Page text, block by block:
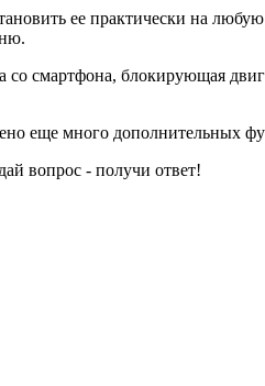
ее практически на
со смартфона, блокирующая
еще много дополнительных
вопрос - получи ответ!